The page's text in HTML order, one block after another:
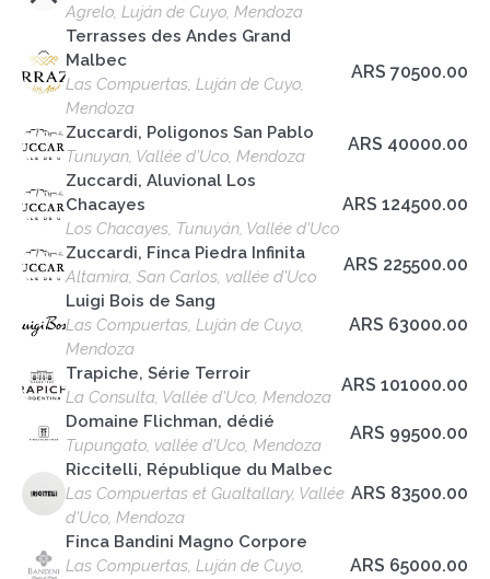
Agrelo, Luján de Cuyo, Mendoza
Terrasses des Andes Grand
Malbec
Las Compuertas, Luján de Cuyo,
Mendoza
ARS 70500.00
Zuccardi, Poligonos San Pablo
Tunuyan, Vallée d'Uco, Mendoza
ARS 40000.00
Zuccardi, Aluvional Los
Chacayes
Los Chacayes, Tunuyán, Vallée d'Uco
ARS 124500.00
Zuccardi, Finca Piedra Infinita
Altamira, San Carlos, vallée d'Uco
ARS 225500.00
Luigi Bois de Sang
Las Compuertas, Luján de Cuyo,
Mendoza
ARS 63000.00
Trapiche, Série Terroir
La Consulta, Vallée d'Uco, Mendoza
ARS 101000.00
Domaine Flichman, dédié
Tupungato, vallée d'Uco, Mendoza
ARS 99500.00
Riccitelli, République du Malbec
Las Compuertas et Gualtallary, Vallée
d'Uco, Mendoza
ARS 83500.00
Finca Bandini Magno Corpore
Las Compuertas, Luján de Cuyo,
ARS 65000.00